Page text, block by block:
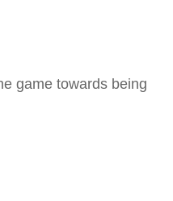
game towards being